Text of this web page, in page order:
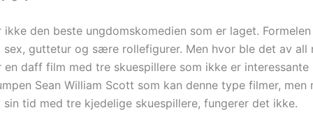
ikke den beste ungdomskomedien som er laget.
sex, guttetur og sære rollefigurer. Men hvor ble det av all
en daff film med tre skuespillere som ikke er interessante
Sean William Scott som kan denne type filmer, men
sin tid med tre kjedelige skuespillere, fungerer det ikke.